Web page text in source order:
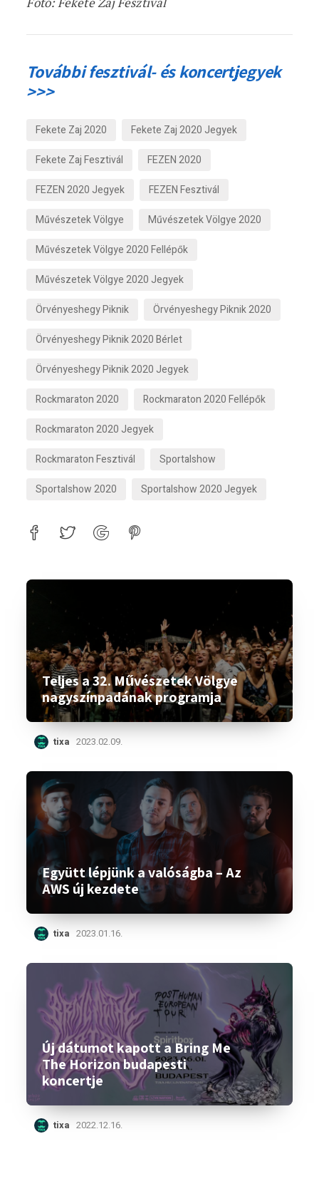
További fesztivál- és koncertjegyek
>>>
Fekete Zaj 2020
Fekete Zaj 2020 Jegyek
Fekete Zaj Fesztivál
FEZEN 2020
FEZEN 2020 Jegyek
FEZEN Fesztivál
Művészetek Völgye
Művészetek Völgye 2020
Művészetek Völgye 2020 Fellépők
Művészetek Völgye 2020 Jegyek
Örvényeshegy Piknik
Örvényeshegy Piknik 2020
Örvényeshegy Piknik 2020 Bérlet
Örvényeshegy Piknik 2020 Jegyek
Rockmaraton 2020
Rockmaraton 2020 Fellépők
Rockmaraton 2020 Jegyek
Rockmaraton Fesztivál
Sportalshow
Sportalshow 2020
Sportalshow 2020 Jegyek
Teljes a 32. Művészetek Völgye
nagyszínpadának programja
tixa 2023.02.09.
Együtt lépjünk a valóságba – Az
AWS új kezdete
tixa 2023.01.16.
Új dátumot kapott a Bring Me
The Horizon budapesti
koncertje
tixa 2022.12.16.